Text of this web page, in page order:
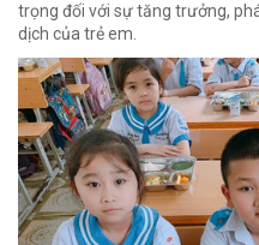
trọng đối với sự tăng trưởng,
dịch của trẻ em.